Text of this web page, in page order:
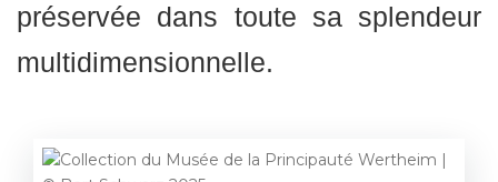
préservée dans toute sa splendeur
multidimensionnelle.